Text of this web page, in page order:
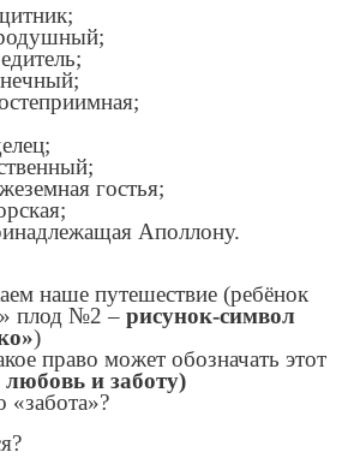
гостья;
Аполлону.
наше путешествие (ребёнок
плод №2 – рисунок-символ
)
право может обозначать этот
и заботу)
«забота»?